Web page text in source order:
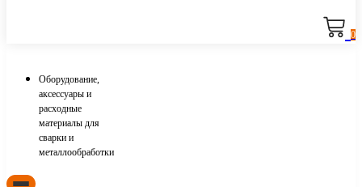
0
Оборудование,
аксессуары и
расходные
материалы для
сварки и
металлообработки